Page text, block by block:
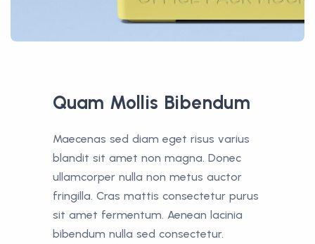
Quam Mollis Bibendum
Maecenas sed diam eget risus varius
blandit sit amet non magna. Donec
ullamcorper nulla non metus auctor
fringilla. Cras mattis consectetur purus
sit amet fermentum. Aenean lacinia
bibendum nulla sed consectetur.